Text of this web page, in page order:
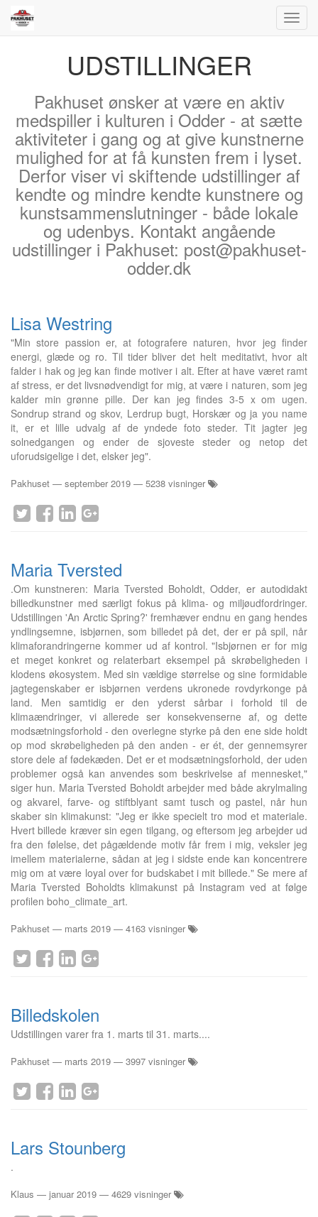
UDSTILLINGER
Pakhuset ønsker at være en aktiv
medspiller i kulturen i Odder - at sætte
aktiviteter i gang og at give kunstnerne
mulighed for at få kunsten frem i lyset.
Derfor viser vi skiftende udstillinger af
kendte og mindre kendte kunstnere og
kunstsammenslutninger - både lokale
og udenbys. Kontakt angående
udstillinger i Pakhuset: post@pakhuset-
odder.dk
Lisa Westring
"Min store passion er, at fotografere naturen, hvor jeg finder
energi, glæde og ro. Til tider bliver det helt meditativt, hvor alt
falder i hak og jeg kan finde motiver i alt. Efter at have været ramt
af stress, er det livsnødvendigt for mig, at være i naturen, som jeg
kalder min grønne pille. Der kan jeg findes 3-5 x om ugen.
Sondrup strand og skov, Lerdrup bugt, Horskær og ja you name
it, er et lille udvalg af de yndede foto steder. Tit jagter jeg
solnedgangen og ender de sjoveste steder og netop det
uforudsigelige i det, elsker jeg".
Pakhuset — september 2019 — 5238 visninger
Maria Tversted
.Om kunstneren: Maria Tversted Boholdt, Odder, er autodidakt
billedkunstner med særligt fokus på klima- og miljøudfordringer.
Udstillingen 'An Arctic Spring?' fremhæver endnu en gang hendes
yndlingsemne, isbjørnen, som billedet på det, der er på spil, når
klimaforandringerne kommer ud af kontrol. "Isbjørnen er for mig
et meget konkret og relaterbart eksempel på skrøbeligheden i
klodens økosystem. Med sin vældige størrelse og sine formidable
jagtegenskaber er isbjørnen verdens ukronede rovdyrkonge på
land. Men samtidig er den yderst sårbar i forhold til de
klimaændringer, vi allerede ser konsekvenserne af, og dette
modsætningsforhold - den overlegne styrke på den ene side holdt
op mod skrøbeligheden på den anden - er ét, der gennemsyrer
store dele af fødekæden. Det er et modsætningsforhold, der uden
problemer også kan anvendes som beskrivelse af mennesket,"
siger hun. Maria Tversted Boholdt arbejder med både akrylmaling
og akvarel, farve- og stiftblyant samt tusch og pastel, når hun
skaber sin klimakunst: "Jeg er ikke specielt tro mod et materiale.
Hvert billede kræver sin egen tilgang, og eftersom jeg arbejder ud
fra den følelse, det pågældende motiv får frem i mig, veksler jeg
imellem materialerne, sådan at jeg i sidste ende kan koncentrere
mig om at være loyal over for budskabet i mit billede." Se mere af
Maria Tversted Boholdts klimakunst på Instagram ved at følge
profilen boho_climate_art.
Pakhuset — marts 2019 — 4163 visninger
Billedskolen
Udstillingen varer fra 1. marts til 31. marts....
Pakhuset — marts 2019 — 3997 visninger
Lars Stounberg
.
Klaus — januar 2019 — 4629 visninger